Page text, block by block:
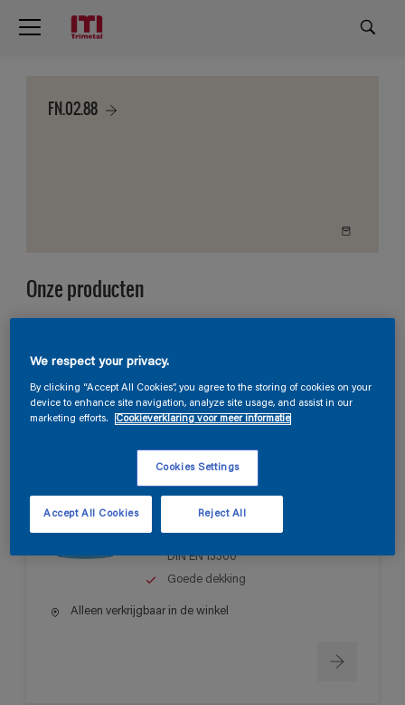
FN.02.88
Onze producten
Filter
Matte, oplosmiddelvrije muurverf
voor binnen
DIN EN 13300
Goede dekking
Alleen verkrijgbaar in de winkel
We respect your privacy.
By clicking “Accept All Cookies”, you agree to the storing of cookies on your
device to enhance site navigation, analyze site usage, and assist in our
marketing efforts.
Cookieverklaring voor meer informatie
Cookies Settings
Reject All
Accept All Cookies